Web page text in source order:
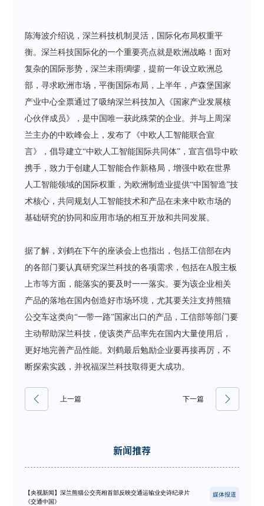
陈海波介绍说，深兰科技机制灵活，国际化布局权重平
衡。深兰科技国际化的一个重要亮点就是欧洲战略！面对
复杂的国际形势，深兰未雨绸缪，提前一年设立欧洲总
部，寻求欧洲市场，平衡国际布局，上半年，卢森堡国家
产业中心全票通过了吸纳深兰科技加入《国家产业发展核
心伙伴成员》，是中国唯一获此殊荣的企业。并与上周深
兰主办的中欧峰会上，发布了《中欧人工智能联合宣
言》，倡导建立“中欧人工智能国际共同体”，宣言倡导中欧
携手，致力于创建人工智能合作新格局，增强中欧在世界
人工智能领域的国际权重，为欧洲制造业提供“中国智造”技
术核心，共同规划人工智能技术和产品在未来中欧市场的
基础研究的协同和应用市场的相互开放和共同发展。
据了解，刘鹤在下午的座谈会上也指出，包括工信部在内
的各部门要认真研究深兰科技的各项需求，包括在A股主板
上市等方面，能落实的要及时一一落实。要为该企业相关
产品的落地在国内创造好市场环境，尤其要关注支持熊猫
公交车这类向“一带一路”国家出口的产品，工信部等部门要
主动帮助深兰科技，使该类产品率先在国内大量使用后，
更好地完善产品性能。刘鹤最后勉励企业要再接再厉，不
断探索实践，并祝福深兰科技取得更大成功。
上一篇 下一篇
新闻推荐
【央视新闻】深兰熊猫公交亮相首部反映交通运输业史诗纪录片
《交通中国》
媒体报道